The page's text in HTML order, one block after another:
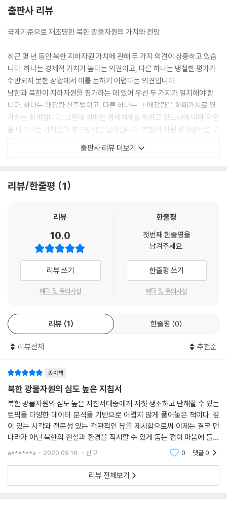
출판사 리뷰
국제기준으로 재조명한 북한 광물자원의 가치와 전망
최근 몇 년 동안 북한 지하자원 가치에 관해 두 가지 의견이 상충하고 있습
니다. 하나는 경제적 가치가 높다는 의견이고, 다른 하나는 냉철한 평가가
수반되지 못한 상황에서 이를 논하기 어렵다는 의견입니다.
남한과 북한이 지하자원을 평가하는 데 있어 우선 두 가지가 일치해야 합
니다. 하나는 매장량 산출법이고, 다른 하나는 그 매장량을 화폐가치로 평
가하는 회계입니다. 그런데 어떠한 경제체제를 취하고 있느냐에 따라 자원
을 바라보는 가치관과 평가방식은 달라집니다. 북한의 자원 평가방식은 구
소비에트 연방이 채택했던 방식이고, 이는 체제전환을 선택한 지 30년이
지난 현재의 동구권과 러시아의 자원 평가방식과도 전혀 다른 양상을 보입
이번 개정판에서는 자원산업 관련 학계와 공공기관의 전문가들이 주신 여
전략소재를 거론함으로써 북한과 해외의 희유금속과 희토류를 바라보는
라의 해외자원개발 프로젝트들을 분석해서 성공 기준을 제시하려고 노력
했습니다. 그러나 우라늄을 포함한 전략광물의 평화적 이용과 환경을 고려
한 폐광문제 그리고 노동집약적인 현재의 북한 광산에서 자본 및 기술집약
단계를 뛰어넘어 바로 4차 산업혁명 기술이 적용될 경우 발생할 많은 광산
근로자들의 실업 문제 등을 심도 있게 다루지 못한 점은 아쉬운 부분입니
력을 통해 좋은 결과가 도출될 수 있기를 기대합니다.
출판사 리뷰 더보기
리뷰/한줄평 1
리뷰
10.0
리뷰 쓰기
혜택 및 유의사항
한줄평
첫번째 한줄평을
남겨주세요.
한줄평 쓰기
혜택 및 유의사항
리뷰 1 한줄평 0
리뷰전체 추천순
종이책
북한 광물자원의 심도 높은 지침서
북한 광물자원의 심도 높은 지침서대중에게 자칫 생소하고 난해할 수 있는
토픽을 다양한 데이터 분석을 기반으로 어렵지 않게 풀어놓은 책이다. 깊
이 있는 시각과 전문성 있는 객관적인 뷰를 제시함으로써 이제는 결코 먼
나라가 아닌 북한의 현실과 환경을 직시할 수 있게 돕는 점이 마음에 들었
다. 당장 현재가 아닐지라도 멀지 않은 미래의 변화를 위한 지침서 역할을
a******a 2020.09.16. 신고 0 댓글0
리뷰 전체보기